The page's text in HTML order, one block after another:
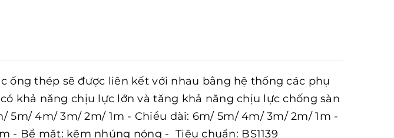
ống thép sẽ được liên kết với nhau bằng hệ thống các phụ
có khả năng chịu lực lớn và tăng khả năng chịu lực chống sàn
5m/ 4m/ 3m/ 2m/ 1m - Chiều dài: 6m/ 5m/ 4m/ 3m/ 2m/ 1m -
- Bề mặt: kẽm nhúng nóng - Tiêu chuẩn: BS1139